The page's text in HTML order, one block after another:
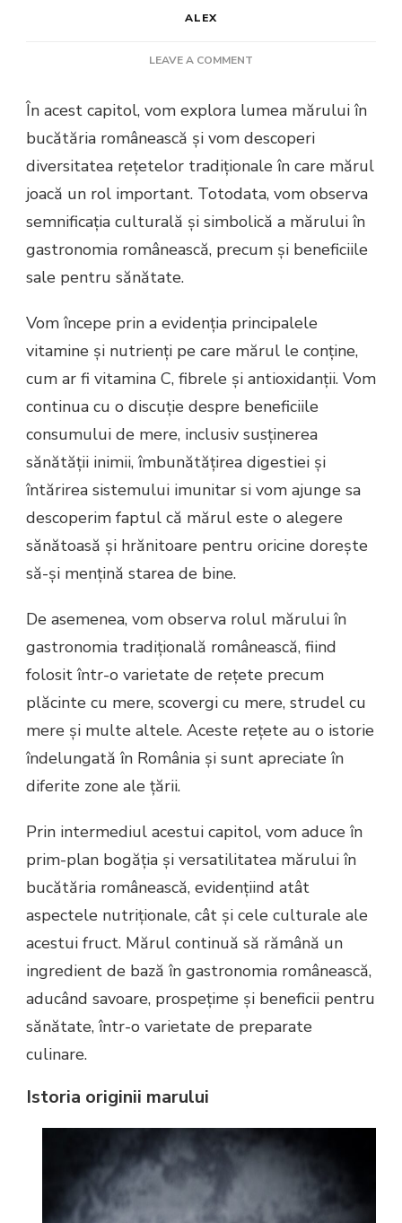
ALEX
LEAVE A COMMENT
În acest capitol, vom explora lumea mărului în
bucătăria românească și vom descoperi
diversitatea rețetelor tradiționale în care mărul
joacă un rol important. Totodata, vom observa
semnificația culturală și simbolică a mărului în
gastronomia românească, precum și beneficiile
sale pentru sănătate.
Vom începe prin a evidenția principalele
vitamine și nutrienți pe care mărul le conține,
cum ar fi vitamina C, fibrele și antioxidanții. Vom
continua cu o discuție despre beneficiile
consumului de mere, inclusiv susținerea
sănătății inimii, îmbunătățirea digestiei și
întărirea sistemului imunitar si vom ajunge sa
descoperim faptul că mărul este o alegere
sănătoasă și hrănitoare pentru oricine dorește
să-și mențină starea de bine.
De asemenea, vom observa rolul mărului în
gastronomia tradițională românească, fiind
folosit într-o varietate de rețete precum
plăcinte cu mere, scovergi cu mere, strudel cu
mere și multe altele. Aceste rețete au o istorie
îndelungată în România și sunt apreciate în
diferite zone ale țării.
Prin intermediul acestui capitol, vom aduce în
prim-plan bogăția și versatilitatea mărului în
bucătăria românească, evidențiind atât
aspectele nutriționale, cât și cele culturale ale
acestui fruct. Mărul continuă să rămână un
ingredient de bază în gastronomia românească,
aducând savoare, prospețime și beneficii pentru
sănătate, într-o varietate de preparate
culinare.
Istoria originii marului